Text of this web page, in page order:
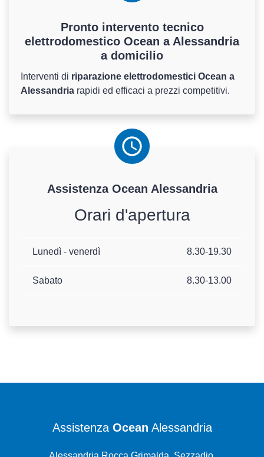
Pronto intervento tecnico
elettrodomestico Ocean a Alessandria
a domicilio
Interventi di riparazione elettrodomestici Ocean a
Alessandria rapidi ed efficaci a prezzi competitivi.
Assistenza Ocean Alessandria
Orari d'apertura
Lunedì - venerdì 8.30-19.30
Sabato 8.30-13.00
Assistenza Ocean Alessandria